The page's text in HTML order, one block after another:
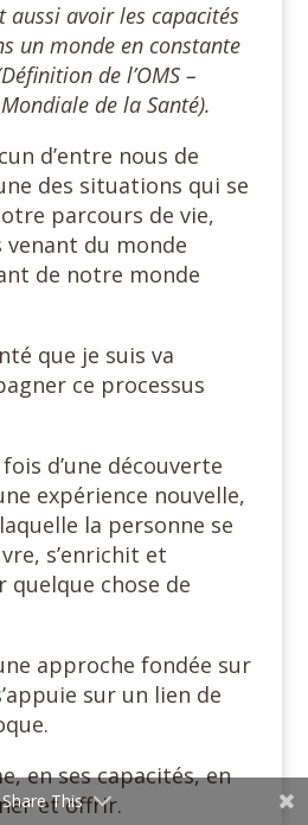
aussi avoir les capacités
un monde en constante
de l’OMS –
de la Santé).
d’entre nous de
des situations qui se
parcours de vie,
venant du monde
de notre monde
que je suis va
ce processus
d’une découverte
expérience nouvelle,
la personne se
s’enrichit et
quelque chose de
approche fondée sur
sur un lien de
en ses capacités, en
et offrir.
Share This